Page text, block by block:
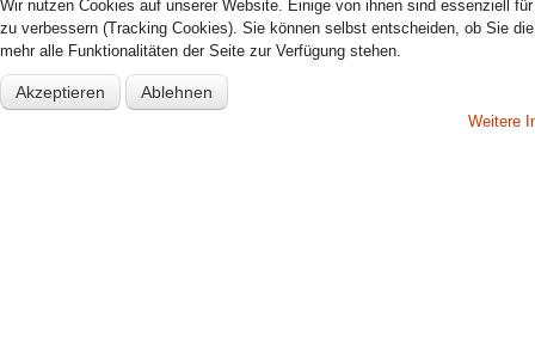
Wir nutzen Cookies auf unserer Website. Einige von ihnen sind essenziell
zu verbessern (Tracking Cookies). Sie können selbst entscheiden, ob Sie
mehr alle Funktionalitäten der Seite zur Verfügung stehen.
Akzeptieren Ablehnen
Weitere